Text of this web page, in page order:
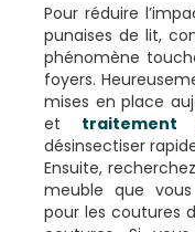
Pour réduire
punaises de lit,
phénomène
foyers.
mises en place
et traitement
désinsectiser
Ensuite,
meuble que
pour les coutures